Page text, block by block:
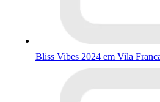
Bliss Vibes 2024 em Vila